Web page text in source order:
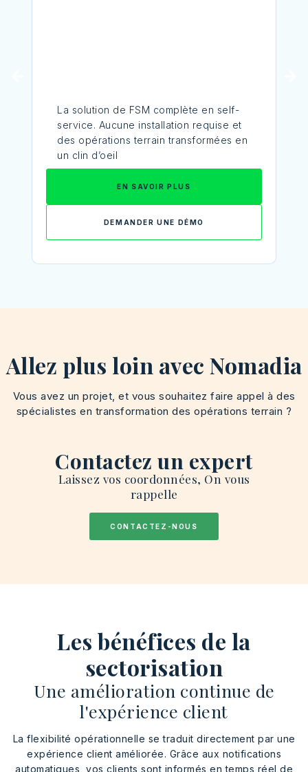
La solution de FSM complète en self-
service. Aucune installation requise et
des opérations terrain transformées en
un clin d’oeil
EN SAVOIR PLUS
DEMANDER UNE DÉMO
Allez plus loin avec Nomadia
Vous avez un projet, et vous souhaitez faire appel à des
spécialistes en transformation des opérations terrain ?
Contactez un expert
Laissez vos coordonnées, On vous
rappelle
CONTACTEZ-NOUS
Les bénéfices de la
sectorisation
Une amélioration continue de
l'expérience client
La flexibilité opérationnelle se traduit directement par une
expérience client améliorée. Grâce aux notifications
automatiques, vos clients sont informés en temps réel de